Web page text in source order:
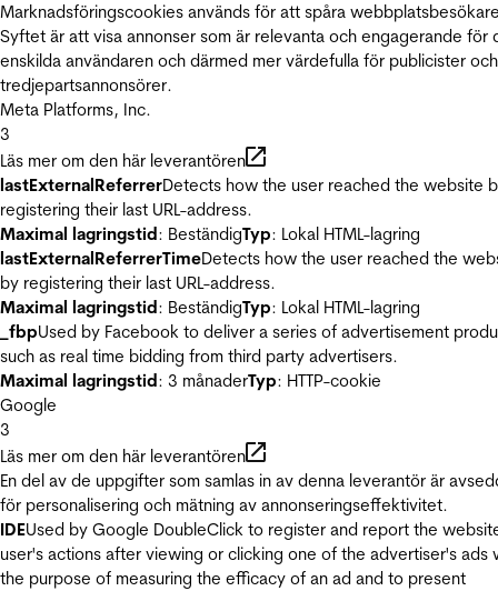
Marknadsföringscookies används för att spåra
Syftet är att visa annonser som är relevanta och engagerande för
enskilda användaren och därmed mer värdefulla för publicister och
tredjepartsannonsörer.
Meta Platforms, Inc.
3
Läs mer om den här leverantören
lastExternalReferrerDetects how the user reached the website
registering their last URL-address.
Maximal lagringstid: BeständigTyp: Lokal HTML-lagring
lastExternalReferrerTimeDetects how the user reached the
by registering their last URL-address.
Maximal lagringstid: BeständigTyp: Lokal HTML-lagring
_fbpUsed by Facebook to deliver a series of advertisement
such as real time bidding from third party advertisers.
Maximal lagringstid: 3 månaderTyp: HTTP-cookie
Google
3
Läs mer om den här leverantören
En del av de uppgifter som samlas in av denna leverantör är
för personalisering och mätning av annonseringseffektivitet.
IDEUsed by Google DoubleClick to register and report the
user's actions after viewing or clicking one of the advertiser's ads
the purpose of measuring the efficacy of an ad and to present